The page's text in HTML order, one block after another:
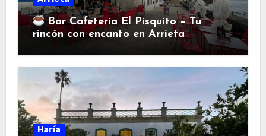
Bar Cafetería El Pisquito – Tu
rincón con encanto en Arrieta
Haría